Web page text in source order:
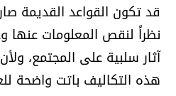
قد تكون القواعد القديمة
نظراً لنقص المعلومات
آثار سلبية على المجتمع،
هذه التكاليف باتت واضحة